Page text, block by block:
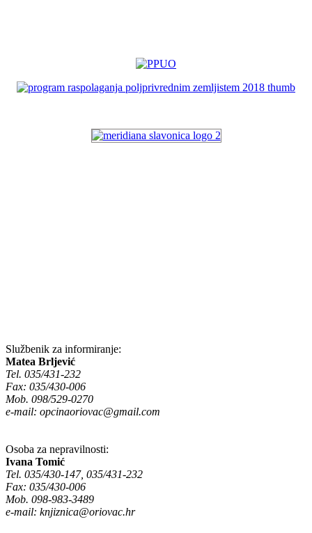
Službenik za informiranje:
Matea Brljević
Tel. 035/431-232
Fax: 035/430-006
Mob. 098/529-0270
e-mail: opcinaoriovac@gmail.com
Osoba za nepravilnosti:
Ivana Tomić
Tel. 035/430-147, 035/431-232
Fax: 035/430-006
Mob. 098-983-3489
e-mail: knjiznica@oriovac.hr